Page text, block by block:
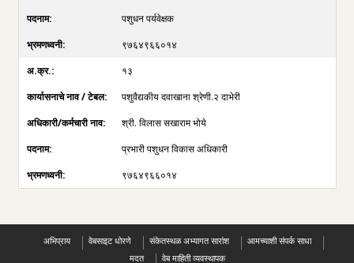
पशुधन पर्यवेक्षक
९७६४९६६०१४
१३
पशुवैद्यकीय दवाखाना श्रेणी.२ दाभेरी
श्री. विलास सखाराम भोये
प्रभारी पशुधन विकास अधिकारी
९७६४९६६०१४
अभिप्राय वेबसाइट धोरणे संकेतस्थळ अभ्यागत सारांश
आमच्याशी संपर्क साधा
मदत
वेब माहिती व्यवस्थापक